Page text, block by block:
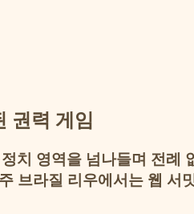
권력 게임
치 영역을 넘나들며 전
브라질 리우에서는 웹 서